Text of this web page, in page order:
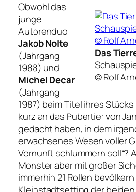
Das
© Rolf
Obwohl das
junge
Autorenduo
Jakob Nolte
(Jahrgang
1988) und
Michel Decar
(Jahrgang
1987) beim Titel ihres Stücks
kurz an das Pubertier von
gedacht haben, in dem
erwachsenes Wesen voller
Vernunft schlummern soll“?
Monster aber mit großer
immerhin 21 Rollen